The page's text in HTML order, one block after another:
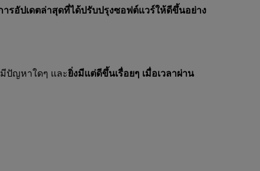
ารอัปเดตล่าสุดที่ได้ปรับปรุงซอฟต์แวร์ให้ดีขึ้นอย่าง
ปัญหาใดๆ และยิ่งมีแต่ดีขึ้นเรื่อยๆ เมื่อเวลาผ่าน